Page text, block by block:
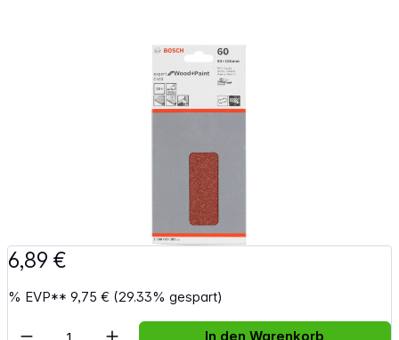
Bildergalerie überspringen
6,89 €
% EVP**9,75 € (29.33% gespart)
Artikel Anzahl: Gib den gewünschten
In den Warenkorb